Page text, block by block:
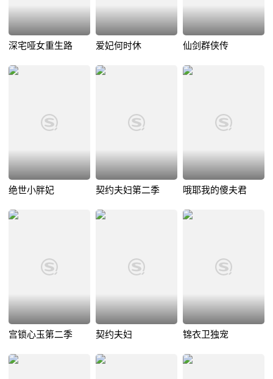
深宅哑女重生路 爱妃何时休 仙剑群侠传
绝世小胖妃 契约夫妇第二季 哦耶我的傻夫君
宫锁心玉第二季 契约夫妇 锦衣卫独宠